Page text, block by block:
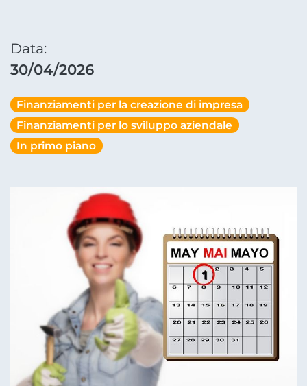
Data:
30/04/2026
Finanziamenti per la creazione di impresa
Finanziamenti per lo sviluppo aziendale
In primo piano